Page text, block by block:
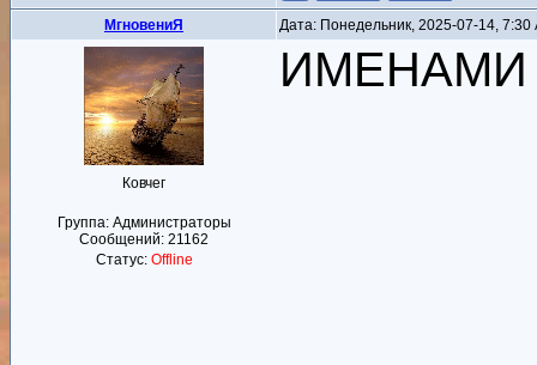
MгновениЯ Дата: Понедельник, 2025-07-14,
Ковчег
Группа: Администраторы
Сообщений: 21162
Статус: Offline
ИМЕНАМИ